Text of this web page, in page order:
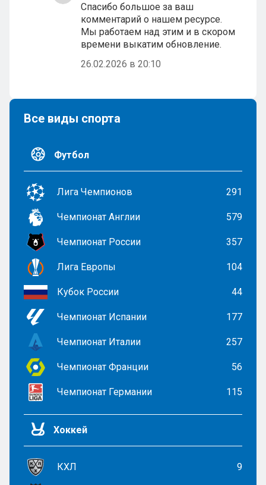
Спасибо большое за ваш
комментарий о нашем ресурсе.
Мы работаем над этим и в скором
времени выкатим обновление.
26.02.2026 в 20:10
Все виды спорта
Футбол
Лига Чемпионов 291
Чемпионат Англии 579
Чемпионат России 357
Лига Европы 104
Кубок России 44
Чемпионат Испании 177
Чемпионат Италии 257
Чемпионат Франции 56
Чемпионат Германии 115
Хоккей
КХЛ 9